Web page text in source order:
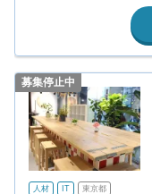
募集停止中
人材 IT 東京都